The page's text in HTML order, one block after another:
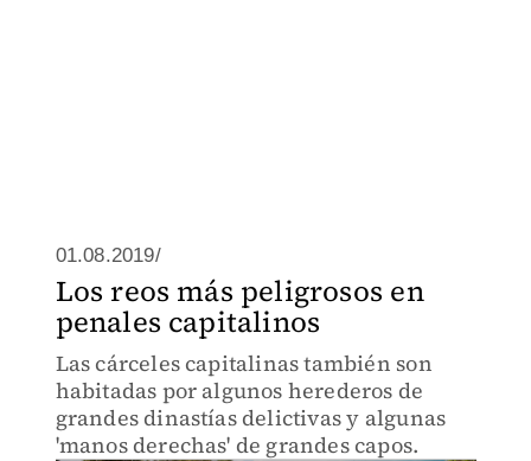
01.08.2019/
Los reos más peligrosos en
penales capitalinos
Las cárceles capitalinas también son
habitadas por algunos herederos de
grandes dinastías delictivas y algunas
'manos derechas' de grandes capos.